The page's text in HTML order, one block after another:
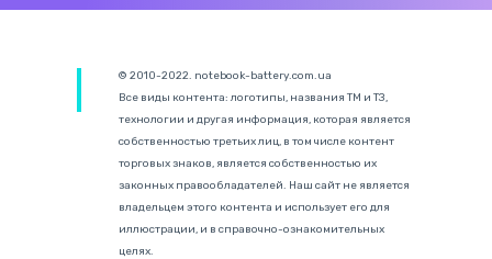
© 2010-2022. notebook-battery.com.ua
Все виды контента: логотипы, названия ТМ и ТЗ,
технологии и другая информация, которая является
собственностью третьих лиц, в том числе контент
торговых знаков, является собственностью их
законных правообладателей. Наш сайт не является
владельцем этого контента и использует его для
иллюстрации, и в справочно-ознакомительных
целях.